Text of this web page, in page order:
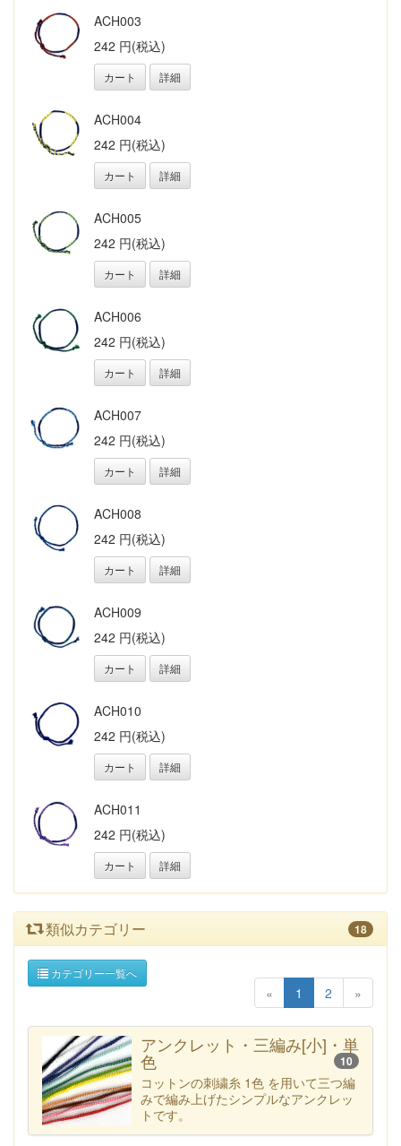
ACH003
242 円(税込)
カート 詳細
ACH004
242 円(税込)
カート 詳細
ACH005
242 円(税込)
カート 詳細
ACH006
242 円(税込)
カート 詳細
ACH007
242 円(税込)
カート 詳細
ACH008
242 円(税込)
カート 詳細
ACH009
242 円(税込)
カート 詳細
ACH010
242 円(税込)
カート 詳細
ACH011
242 円(税込)
カート 詳細
類似カテゴリー 18
カテゴリー一覧へ
« 1 2 »
アンクレット・三編み[小]・単
色 10
コットンの刺繍糸 1色 を用いて三つ編
みで編み上げたシンプルなアンクレッ
トです。